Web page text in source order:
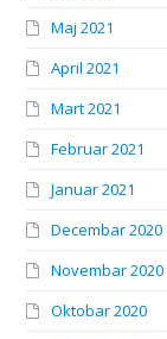
Maj 2021
April 2021
Mart 2021
Februar 2021
Januar 2021
Decembar 2020
Novembar 2020
Oktobar 2020